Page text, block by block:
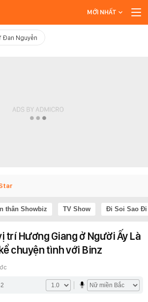
MỚI NHẤT
Đan Nguyễn
thân Showbiz TV Show Đi Soi Sao Đi
trí Hương Giang ở Người Ấy Là
chuyện tình với Binz